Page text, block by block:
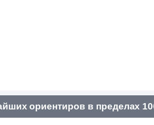
ориентиров в пределах